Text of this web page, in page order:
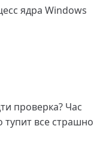
ядра Windows
проверка? Час
тупит все страшно